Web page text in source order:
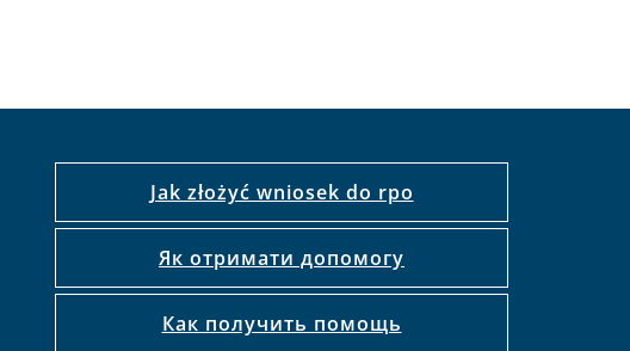
Jak złożyć wniosek do rpo
Як отримати допомогу
Как получить помощь